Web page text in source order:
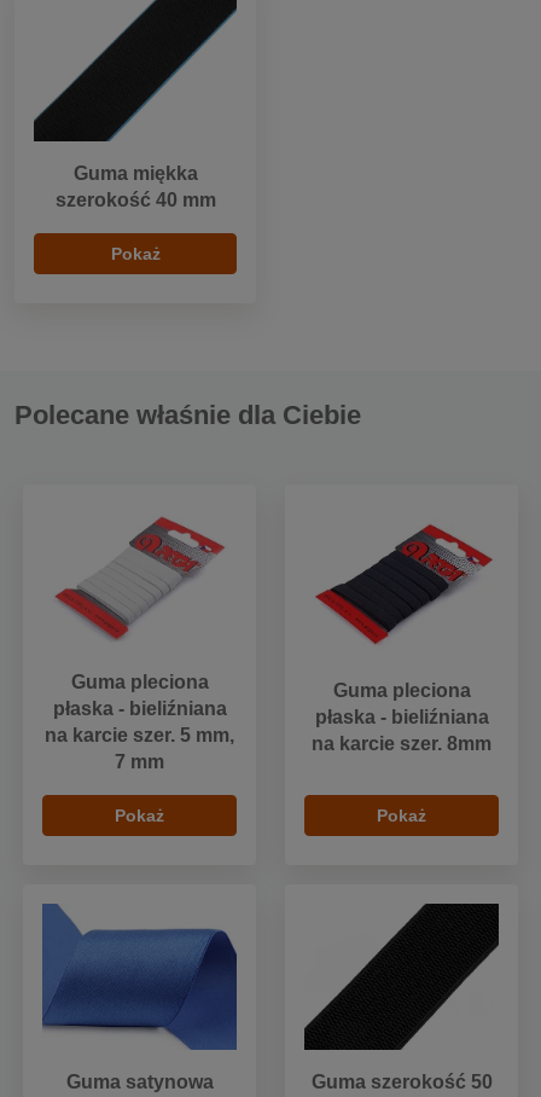
Guma miękka
szerokość 40 mm
Pokaż
Polecane właśnie dla Ciebie
Guma pleciona
płaska - bieliźniana
na karcie szer. 5 mm,
7 mm
Pokaż
Guma pleciona
płaska - bieliźniana
na karcie szer. 8mm
Pokaż
Guma satynowa
Guma szerokość 50